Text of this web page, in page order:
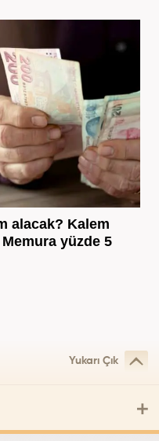
alacak? Kalem
yüzde 5
Yukarı Çık